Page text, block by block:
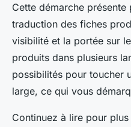
Cette démarche présente
traduction des fiches
visibilité et la portée sur
produits dans plusieurs
possibilités pour toucher
large, ce qui vous
Continuez à lire pour